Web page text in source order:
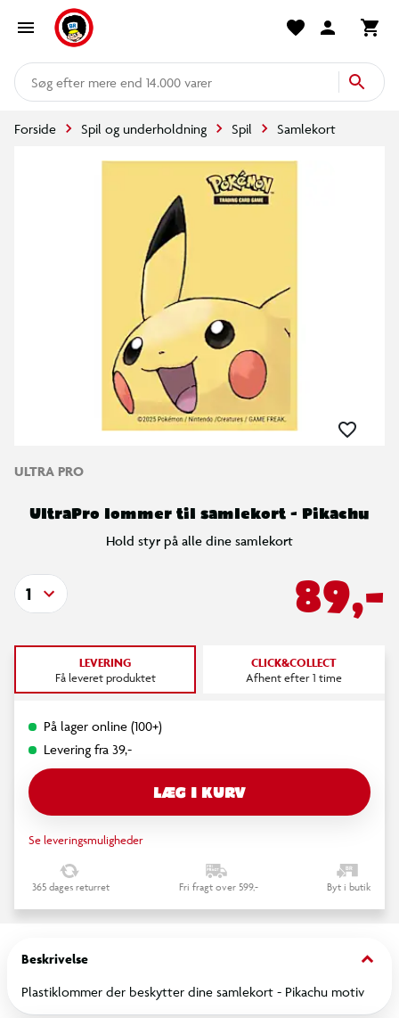
mere end 14.000 varer
Forside Spil og underholdning Spil Samlekort
ULTRA PRO
UltraPro lommer til samlekort - Pikachu
Hold styr på alle dine samlekort
89,-
1
LEVERING
Få leveret produktet
CLICK&COLLECT
Afhent efter 1 time
På lager online (100+)
Levering fra 39,-
LÆG I KURV
Se leveringsmuligheder
365 dages returret Fri fragt over 599,- Byt i butik
Beskrivelse keyboard_arrow_down
Plastiklommer der beskytter dine samlekort - Pikachu motiv